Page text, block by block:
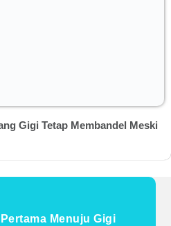
Gigi Tetap Membandel Meski
Menuju Gigi